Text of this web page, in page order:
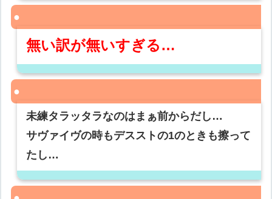
無い訳が無いすぎる…
未練タラッタラなのはまぁ前からだし…
サヴァイヴの時もデスストの1のときも擦って
たし…